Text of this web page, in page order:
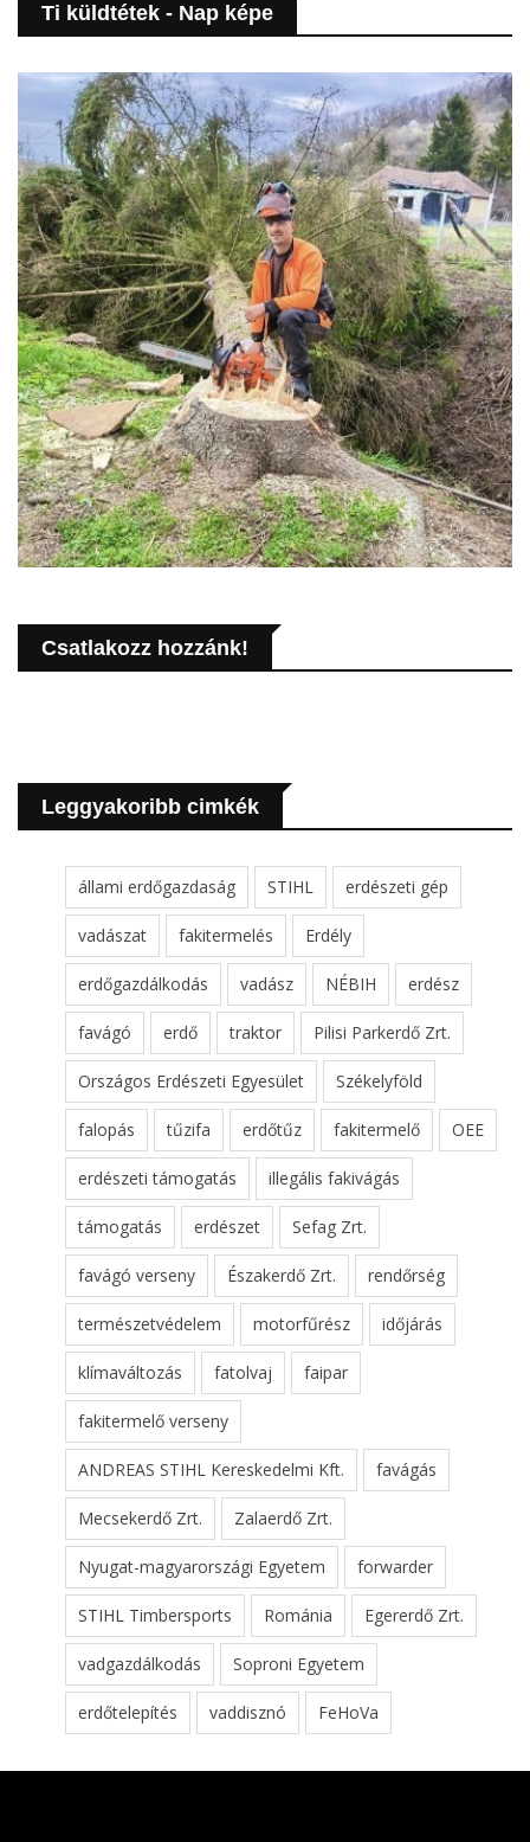
Ti küldtétek - Nap képe
Csatlakozz hozzánk!
Leggyakoribb cimkék
állami erdőgazdaság STIHL erdészeti gép
vadászat fakitermelés Erdély
erdőgazdálkodás vadász NÉBIH erdész
favágó erdő traktor Pilisi Parkerdő Zrt.
Országos Erdészeti Egyesület Székelyföld
falopás tűzifa erdőtűz fakitermelő OEE
erdészeti támogatás illegális fakivágás
támogatás erdészet Sefag Zrt.
favágó verseny Északerdő Zrt. rendőrség
természetvédelem motorfűrész időjárás
klímaváltozás fatolvaj faipar
fakitermelő verseny
ANDREAS STIHL Kereskedelmi Kft. favágás
Mecsekerdő Zrt. Zalaerdő Zrt.
Nyugat-magyarországi Egyetem forwarder
STIHL Timbersports Románia Egererdő Zrt.
vadgazdálkodás Soproni Egyetem
erdőtelepítés vaddisznó FeHoVa